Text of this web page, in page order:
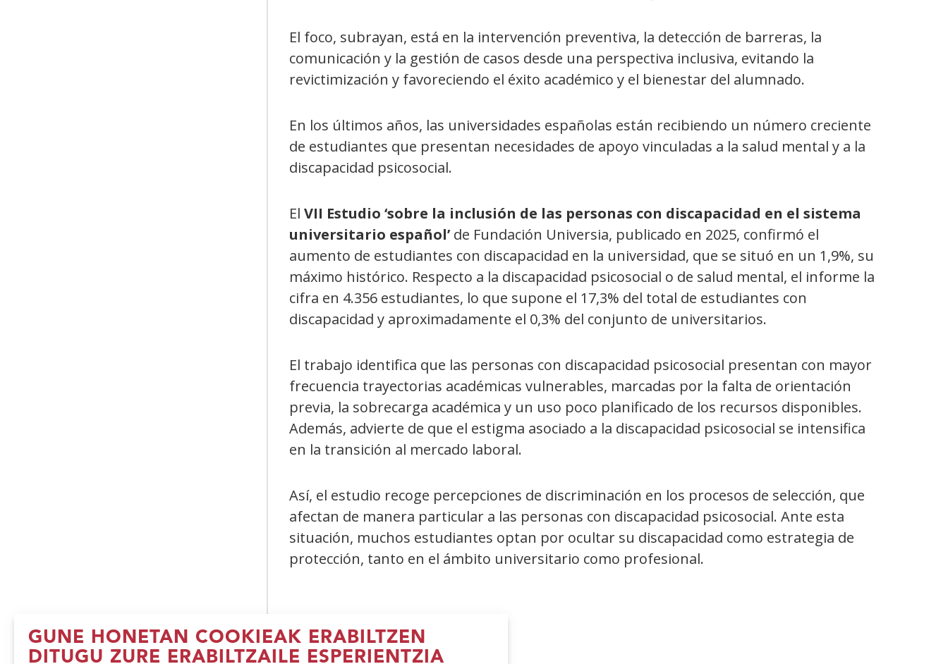
GUNE HONETAN COOKIEAK ERABILTZEN
DITUGU ZURE ERABILTZAILE ESPERIENTZIA
El foco, subrayan, está en la intervención preventiva, la detección de barreras, la
comunicación y la gestión de casos desde una perspectiva inclusiva, evitando la
revictimización y favoreciendo el éxito académico y el bienestar del alumnado.
En los últimos años, las universidades españolas están recibiendo un número creciente
de estudiantes que presentan necesidades de apoyo vinculadas a la salud mental y a la
discapacidad psicosocial.
El VII Estudio ‘sobre la inclusión de las personas con discapacidad en el sistema
universitario español’de Fundación Universia, publicado en 2025, confirmó el
aumento de estudiantes con discapacidad en la universidad, que se situó en un 1,9%, su
máximo histórico. Respecto a la discapacidad psicosocial o de salud mental, el informe la
cifra en 4.356 estudiantes, lo que supone el 17,3% del total de estudiantes con
discapacidad y aproximadamente el 0,3% del conjunto de universitarios.
El trabajo identifica que las personas con discapacidad psicosocial presentan con mayor
frecuencia trayectorias académicas vulnerables, marcadas por la falta de orientación
previa, la sobrecarga académica y un uso poco planificado de los recursos disponibles.
Además, advierte de que el estigma asociado a la discapacidad psicosocial se intensifica
en la transición al mercado laboral.
Así, el estudio recoge percepciones de discriminación en los procesos de selección, que
afectan de manera particular a las personas con discapacidad psicosocial. Ante esta
situación, muchos estudiantes optan por ocultar su discapacidad como estrategia de
protección, tanto en el ámbito universitario como profesional.